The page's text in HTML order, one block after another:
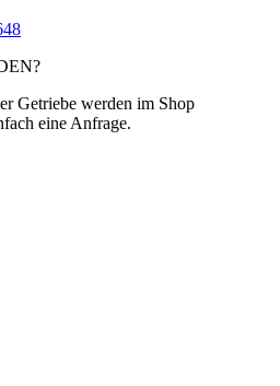
Getriebe werden im Shop
eine Anfrage.